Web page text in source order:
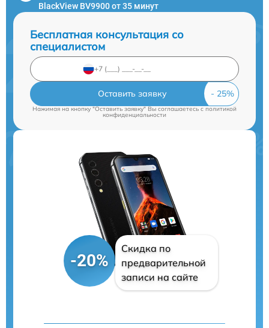
BlackView BV9900 от 35 минут
Бесплатная консультация со
специалистом
Оставить заявку
Нажимая на кнопку "Оставить заявку" Вы соглашаетесь cполитикой
конфиденциальности
-20%
Скидка по
предварительной
записи на сайте